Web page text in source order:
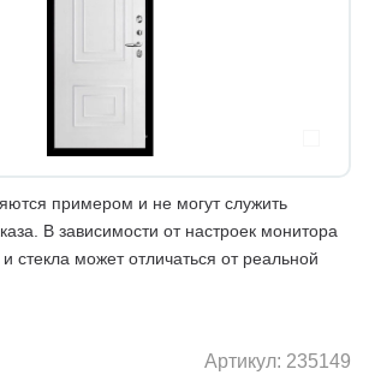
примером и не могут служить
В зависимости от настроек монитора
стекла может отличаться от реальной
Артикул: 235149